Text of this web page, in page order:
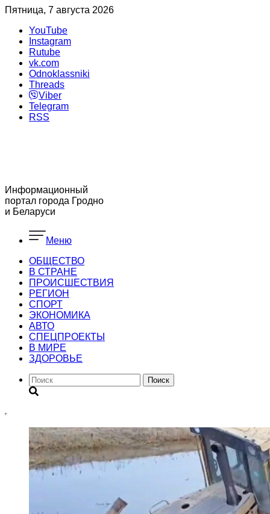
Пятница, 7 августа 2026
YouTube
Instagram
Rutube
vk.com
Odnoklassniki
Threads
Viber
Telegram
RSS
Информационный
портал города Гродно
и Беларуси
Меню
ОБЩЕСТВО
В СТРАНЕ
ПРОИСШЕСТВИЯ
РЕГИОН
CПОРТ
ЭКОНОМИКА
АВТО
СПЕЦПРОЕКТЫ
В МИРЕ
ЗДОРОВЬЕ
Поиск